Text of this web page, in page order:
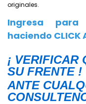
originales.
Ingresa
haciendo CLICK
¡ VERIFICAR
SU FRENTE !
ANTE